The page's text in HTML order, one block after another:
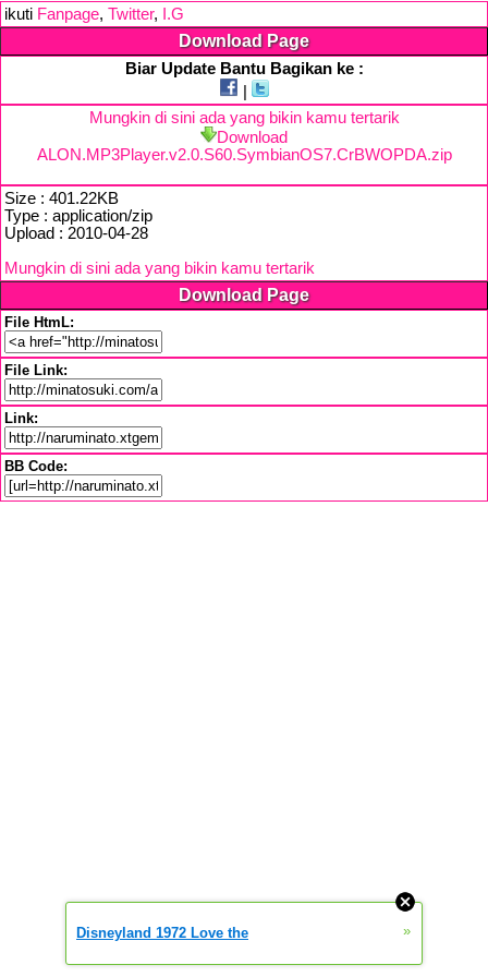
ikuti Fanpage, Twitter, I.G
Download Page
Biar Update Bantu Bagikan ke :
Mungkin di sini ada yang bikin kamu tertarik
Download
ALON.MP3Player.v2.0.S60.SymbianOS7.CrBWOPDA.zip
Size : 401.22KB
Type : application/zip
Upload : 2010-04-28
Mungkin di sini ada yang bikin kamu tertarik
Download Page
File HtmL:
File Link:
Link:
BB Code:
Disneyland 1972 Love the »